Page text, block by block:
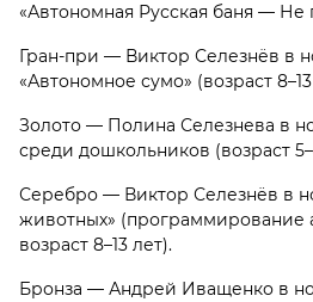
«Автономная Русская баня — Не
Гран-при — Виктор Селезнёв в
«Автономное сумо» (возраст
Золото — Полина Селезнева в
среди дошкольников (возраст
Серебро — Виктор Селезнёв в
животных» (программирование
возраст 8–13 лет).
Бронза — Андрей Иващенко в